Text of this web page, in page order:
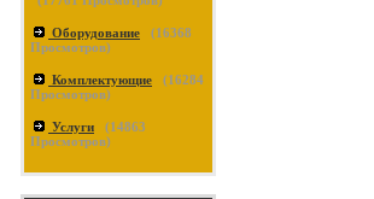
Оборудование (16368
Просмотров)
Комплектующие (16284
Просмотров)
Услуги (14863
Просмотров)